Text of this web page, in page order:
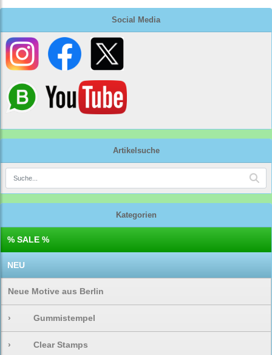
Social Media
Artikelsuche
Kategorien
% SALE %
NEU
Neue Motive aus Berlin
› Gummistempel
› Clear Stamps